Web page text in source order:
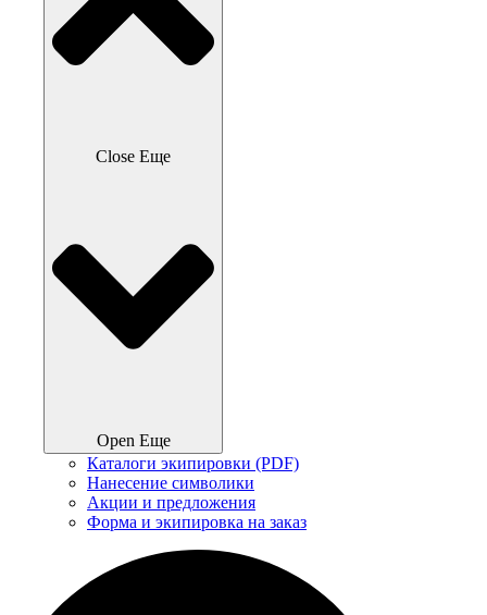
Close Еще
Open Еще
Каталоги экипировки (PDF)
Нанесение символики
Акции и предложения
Форма и экипировка на заказ